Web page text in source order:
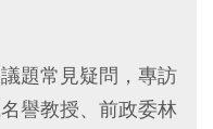
題常見疑問，專訪
譽教授、前政委林